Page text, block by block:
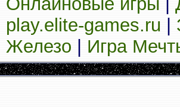
play.elite-games.ru
Железо
Игра